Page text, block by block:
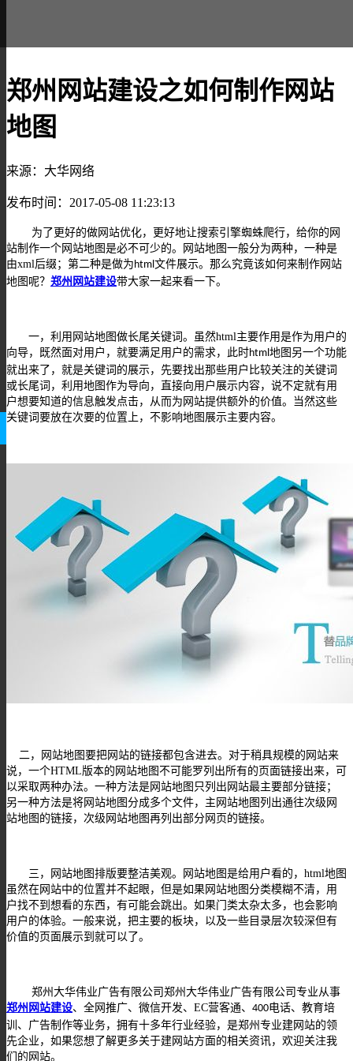
郑州网站建设之如何制作网站
地图
来源：大华网络
发布时间：2017-05-08 11:23:13
为了更好的做网站优化，更好地让搜索引擎蜘蛛爬行，给你的网
站制作一个网站地图是必不可少的。网站地图一般分为两种，一种是
由xml 后缀；第二种是做为 html 文件展示。那么究竟该如何来制作网站
地图呢？ 郑州网站建设带大家一起来看一下。
一，利用网站地图做长尾关键词。虽然html 主要作用是作为用户的
向导，既然面对用户，就要满足用户的需求，此时html 地图另一个功能
就出来了，就是关键词的展示，先要找出那些用户比较关注的关键词
或长尾词，利用地图作为导向，直接向用户展示内容，说不定就有用
户想要知道的信息触发点击，从而为网站提供额外的价值。当然这些
关键词要放在次要的位置上，不影响地图展示主要内容。
二，网站地图要把网站的链接都包含进去。对于稍具规模的网站来
说，一个HTML版本的网站地图不可能罗列出所有的页面链接出来，可
以采取两种办法。一种方法是网站地图只列出网站最主要部分链接；
另一种方法是将网站地图分成多个文件，主网站地图列出通往次级网
站地图的链接，次级网站地图再列出部分网页的链接。
三，网站地图排版要整洁美观。网站地图是给用户看的， html地图
虽然在网站中的位置并不起眼，但是如果网站地图分类模糊不清，用
户找不到想看的东西，有可能会跳出。如果门类太杂太多，也会影响
用户的体验。一般来说，把主要的板块，以及一些目录层次较深但有
价值的页面展示到就可以了。
郑州大华伟业广告有限公司 郑州大华伟业广告有限公司专业从事
郑州网站建设、全网推广、微信开发、 EC营客通、 400电话、教育培
训、广告制作等业务，拥有十多年行业经验， 是郑州专业建网站的领
先企业，如果您想了解更多关于建网站方面的相关资讯，欢迎关注我
们的网站。